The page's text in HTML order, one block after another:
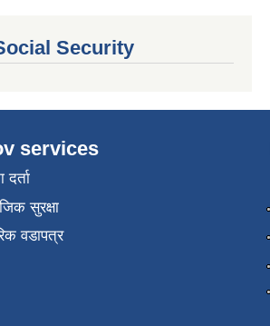
Security
services
सुरक्षा
वडापत्र